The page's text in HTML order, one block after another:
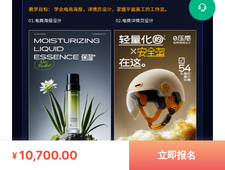
¥ 10,700.00 立即报名